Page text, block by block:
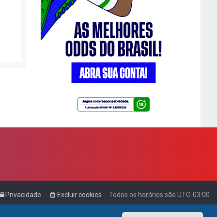
Todos os horários são UTC-03:00
Excluir cookies
Privacidade